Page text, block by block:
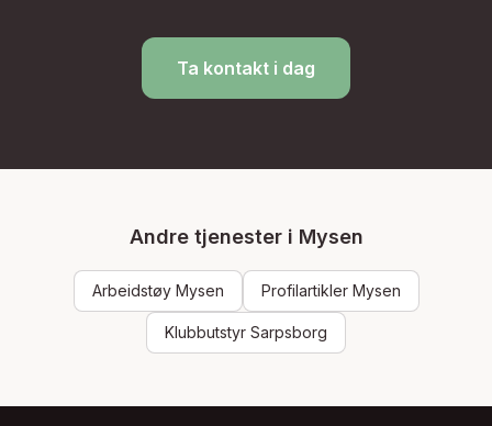
Ta kontakt i dag
Andre tjenester i Mysen
Arbeidstøy Mysen Profilartikler Mysen
Klubbutstyr Sarpsborg